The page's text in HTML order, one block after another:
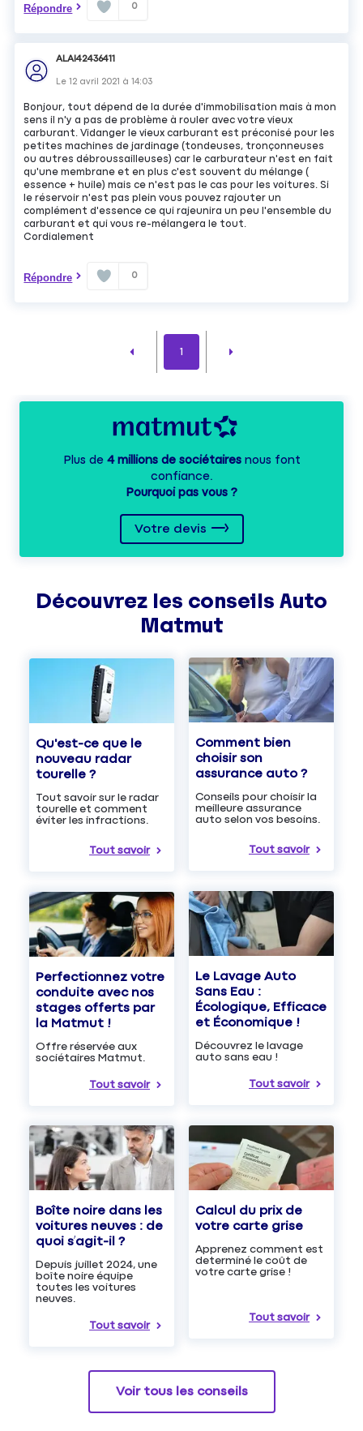
Répondre 0
ALAI42436411
Le12 avril 2021 à14:03
Bonjour, tout dépend de la durée d'immobilisation mais à mon
sens il n'y a pas de problème à rouler avec votre vieux
carburant. Vidanger le vieux carburant est préconisé pour les
petites machines de jardinage (tondeuses, tronçonneuses
ou autres débroussailleuses) car le carburateur n'est en fait
qu'une membrane et en plus c'est souvent du mélange (
essence + huile) mais ce n'est pas le cas pour les voitures. Si
le réservoir n'est pas plein vous pouvez rajouter un
complément d'essence ce qui rajeunira un peu l'ensemble du
carburant et qui vous re-mélangera le tout.
Cordialement
Répondre 0
1
Plus de 4 millions de sociétairesnous font
confiance.
Pourquoi pas vous ?
Votre devis
Découvrez les conseils Auto
Matmut
Qu'est-ce que le
nouveau radar
tourelle ?
Tout savoir sur le radar
tourelle et comment
éviter les infractions.
Tout savoir
Comment bien
choisir son
assurance auto ?
Conseils pour choisir la
meilleure assurance
auto selon vos besoins.
Tout savoir
Perfectionnez votre
conduite avec nos
stages offerts par
la Matmut !
Offre réservée aux
sociétaires Matmut.
Tout savoir
Le Lavage Auto
Sans Eau :
Écologique, Efficace
et Économique !
Découvrez le lavage
auto sans eau !
Tout savoir
Boîte noire dans les
voitures neuves : de
quoi s’agit-il ?
Depuis juillet 2024, une
boîte noire équipe
toutes les voitures
neuves.
Tout savoir
Calcul du prix de
votre carte grise
Apprenez comment est
determiné le coût de
votre carte grise !
Tout savoir
Voir tous les conseils